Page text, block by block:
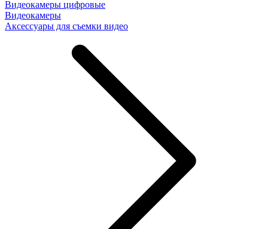
Видеокамеры цифровые
Видеокамеры
Аксессуары для съемки видео